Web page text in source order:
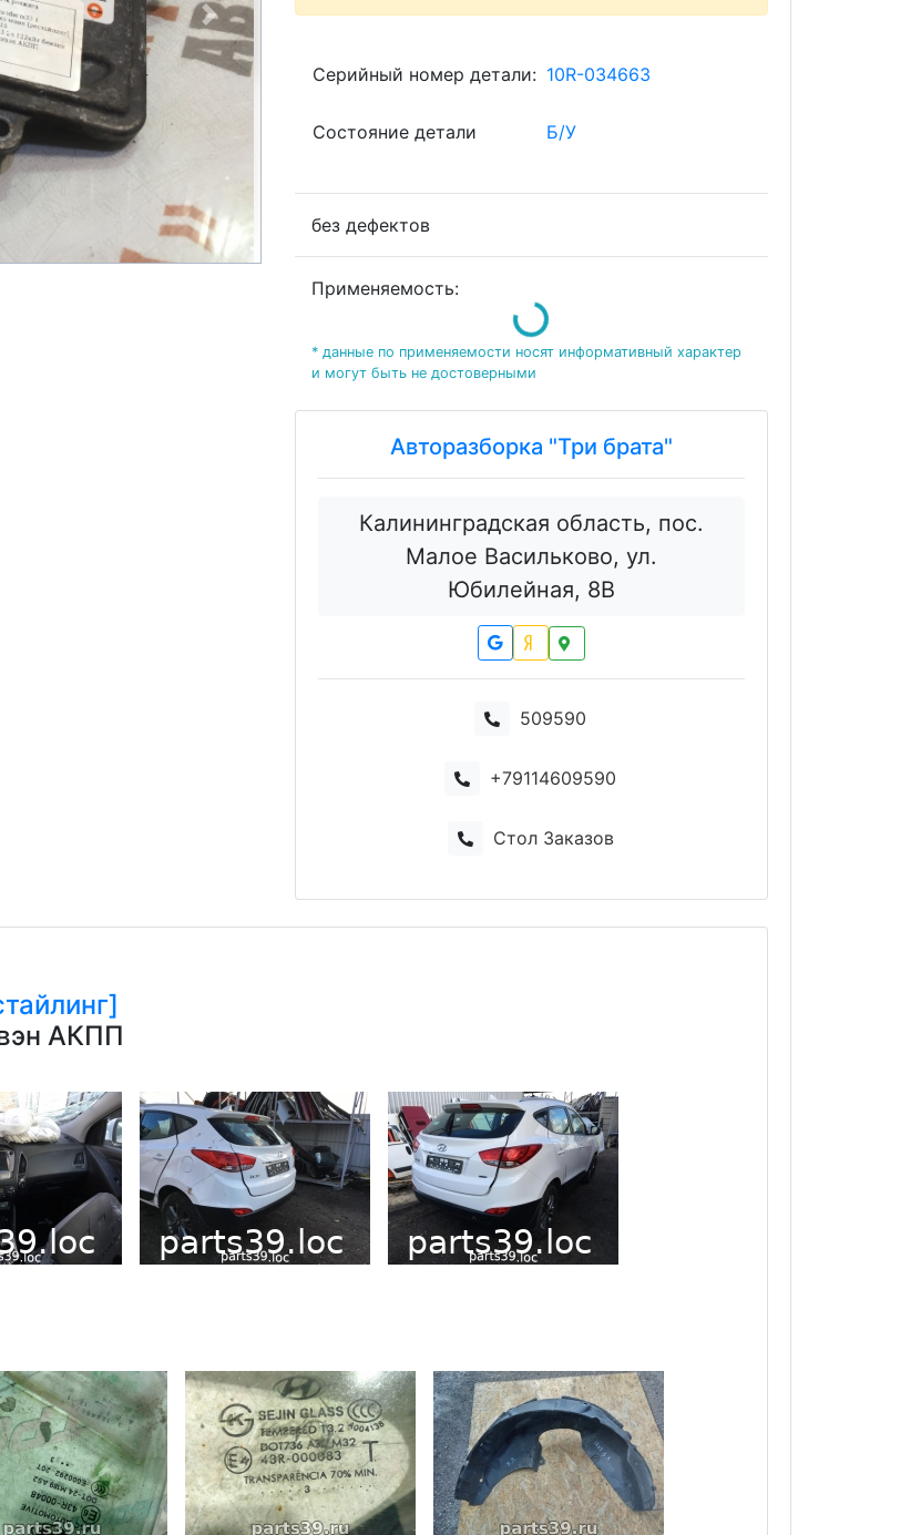
Next
Серийный номер детали: 10R-034663
Состояние детали Б/У
без дефектов
Применяемость:
Loading...
* данные по применяемости носят информативный характер
и могут быть не достоверными
Авторазборка "Три брата"
Калининградская область, пос.
Малое Васильково, ул.
Юбилейная, 8В
509590
+79114609590
Стол Заказов
АКПП